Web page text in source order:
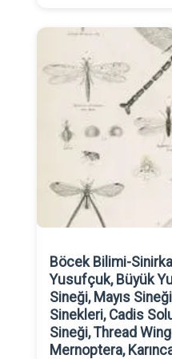
Böcek Bilimi-
Yusufçuk, Büyük
Sineği, Mayıs
Sinekleri, Cadis
Sineği, Thread
Mernoptera,